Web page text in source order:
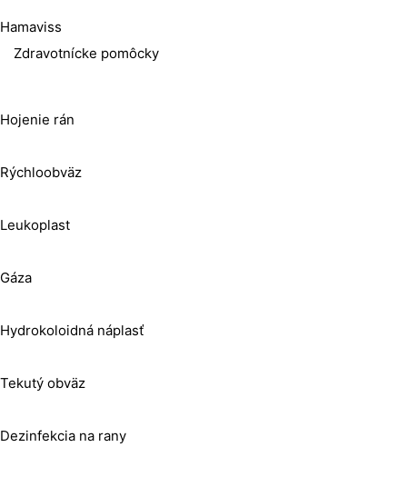
Hamaviss
Zdravotnícke pomôcky
Hojenie rán
Rýchloobväz
Leukoplast
Gáza
Hydrokoloidná náplasť
Tekutý obväz
Dezinfekcia na rany